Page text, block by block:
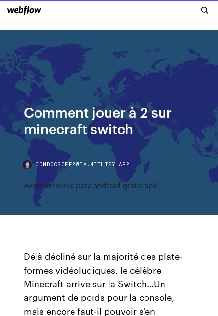
Comment jouer à 2 sur
minecraft switch
CDNDOCSCFFPWIA.NETLIFY.APP
Avast antivirus para android gratis apk
Déjà décliné sur la majorité des plate-
formes vidéoludiques, le célèbre
Minecraft arrive sur la Switch…Un
argument de poids pour la console,
mais encore faut-il pouvoir s'en